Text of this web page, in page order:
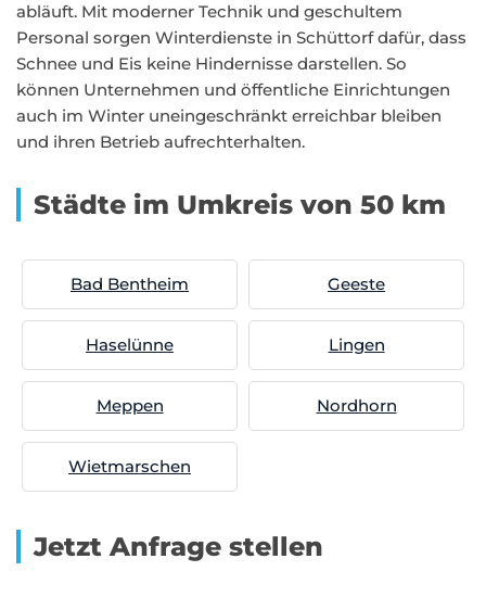
abläuft. Mit moderner Technik und geschultem
Personal sorgen Winterdienste in Schüttorf dafür, dass
Schnee und Eis keine Hindernisse darstellen. So
können Unternehmen und öffentliche Einrichtungen
auch im Winter uneingeschränkt erreichbar bleiben
und ihren Betrieb aufrechterhalten.
Städte im Umkreis von 50 km
Bad Bentheim Geeste
Haselünne Lingen
Meppen Nordhorn
Wietmarschen
Jetzt Anfrage stellen